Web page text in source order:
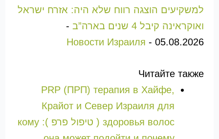
למשקיעים הוצגה רווח שלא היה: אזרח ישראל
ואוקראינה קיבל 4 שנים בארה”ב
-
05.08.2026
-
Новости Израиля
Читайте также
PRP (ПРП) терапия в Хайфе,
Крайот и Север Израиля для
здоровья волос ( טיפול פרפ ): кому